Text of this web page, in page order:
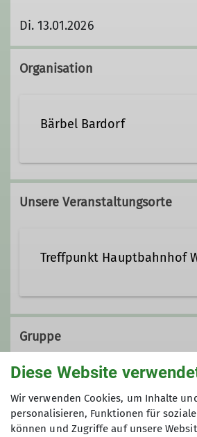
Di. 13.01.2026
Organisation
Bärbel Bardorf
Qualifikationen
Unsere Veranstaltungsorte
Treffpunkt Hauptbahnhof
Gruppe
Frauenwandergruppe 1
Diese Website
Wir verwenden Cookies, um Inhalte
personalisieren, Funktionen für
können und Zugriffe auf unsere